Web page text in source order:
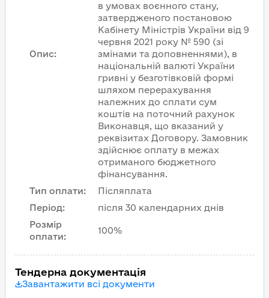
Опис:
в умовах воєнного стану,
затвердженого постановою
Кабінету Міністрів України від 9
червня 2021 року № 590 (зі
змінами та доповненнями), в
національній валюті України
гривні у безготівковій формі
шляхом перерахування
належних до сплати сум
коштів на поточний рахунок
Виконавця, що вказаний у
реквізитах Договору. Замовник
здійснює оплату в межах
отриманого бюджетного
фінансування.
Тип оплати:
Післяплата
Період:
після 30 календарних днів
Розмір
оплати:
100%
Тендерна документація
Завантажити всі документи